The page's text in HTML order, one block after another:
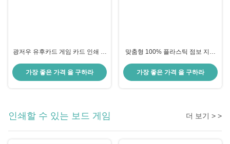
광저우 유후카드 게임 카드 인쇄 책
고품질 종이 타로
가장 좋은 가격 을 구하라
맞춤형 100% 플라스틱 점보 지수
프패 카지노 공급
가장 좋은 가격 을 구하라
인쇄할 수 있는 보드 게임 더 보기 > >